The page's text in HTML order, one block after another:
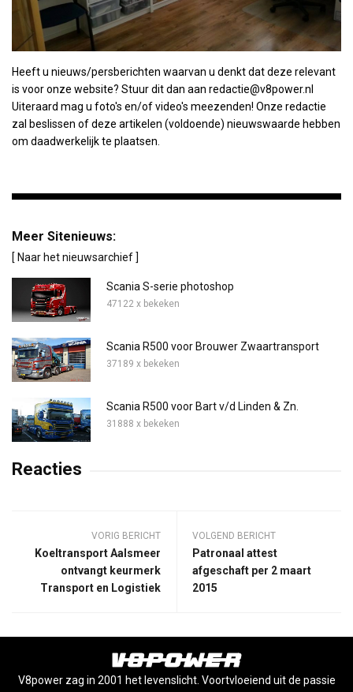
Heeft u nieuws/persberichten waarvan u denkt dat deze relevant
is voor onze website? Stuur dit dan aan redactie@v8power.nl
Uiteraard mag u foto's en/of video's meezenden! Onze redactie
zal beslissen of deze artikelen (voldoende) nieuwswaarde hebben
om daadwerkelijk te plaatsen.
Meer Sitenieuws:
[ Naar het nieuwsarchief ]
Scania S-serie photoshop
47122 x bekeken
Scania R500 voor Brouwer Zwaartransport
37189 x bekeken
Scania R500 voor Bart v/d Linden & Zn.
31888 x bekeken
Reacties
VORIG BERICHT
Koeltransport Aalsmeer
ontvangt keurmerk
Transport en Logistiek
VOLGEND BERICHT
Patronaal attest
afgeschaft per 2 maart
2015
V8power zag in 2001 het levenslicht. Voortvloeiend uit de passie